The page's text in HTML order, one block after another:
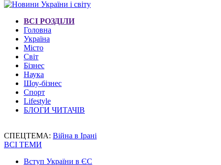
ВСІ РОЗДІЛИ
Головна
Україна
Місто
Світ
Бізнес
Наука
Шоу-бізнес
Спорт
Lifestyle
БЛОГИ ЧИТАЧІВ
СПЕЦТЕМА: Війна в Ірані
ВСІ ТЕМИ
Вступ України в ЄС